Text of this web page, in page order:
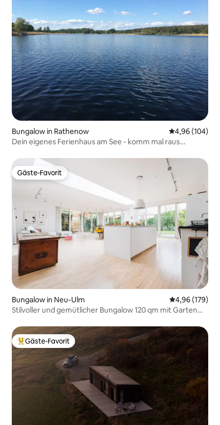
Bungalow in Rathenow
4,96 (104)
Dein eigenes Ferienhaus am See - komm mal raus...
Gäste-Favorit
Gäste-Favorit
Bungalow in Neu-Ulm
4,96 (179)
Stilvoller und gemütlicher Bungalow 120 qm mit Garten
Beliebter Gäste-Favorit.
Gäste-Favorit